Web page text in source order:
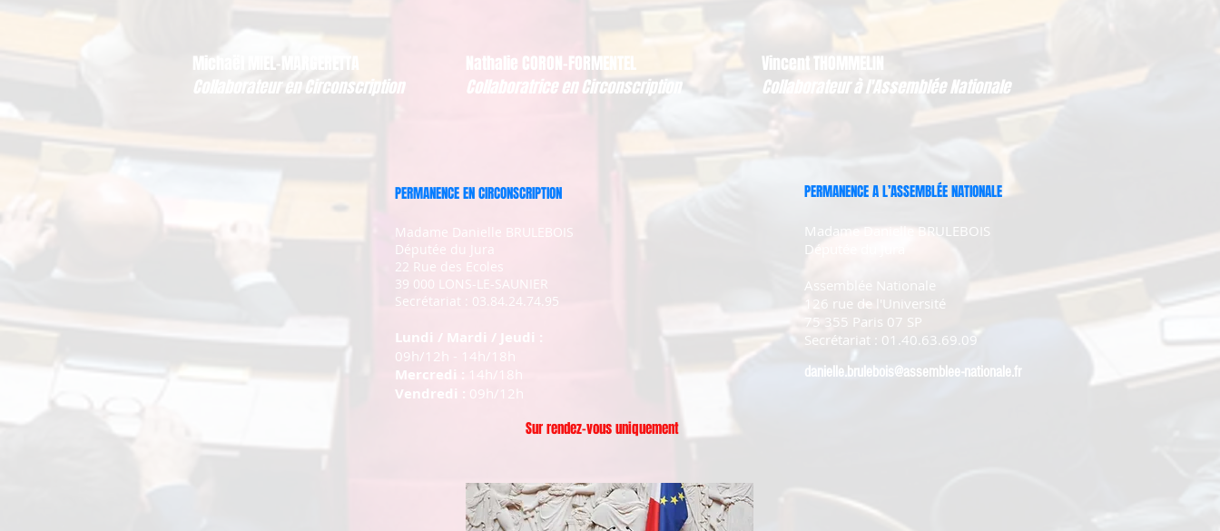
Michaël MIEL-MARGERETTA
Collaborateur en Circonscription
Vincent THOMMELIN
Collaborateur à l'Assemblée Nationale
Nathalie CORON-FORMENTEL
Collaboratrice en Circonscription
PERMANENCE EN CIRCONSCRIPTION
Madame Danielle BRULEBOIS
Députée du Jura
22 Rue des Ecoles
39 000 LONS-LE-SAUNIER
Secrétariat : 03.84.24.74.95
Lundi / Mardi / Jeudi :
09h/12h - 14h/18h
Mercredi : 14h/18h
Vendredi : 09h/12h
PERMANENCE A L’ASSEMBLÉE NATIONALE
Madame Danielle BRULEBOIS
Députée du Jura
Assemblée Nationale
126 rue de l'Université
75 355 Paris 07 SP
Secrétariat : 01.40.63.69.09
danielle.brulebois@assemblee-nationale.fr
Sur rendez-vous uniquement